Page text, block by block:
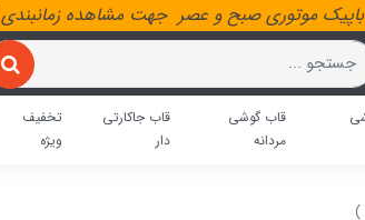
موتوری صبح و عصر جهت مشاهده
قاب گوشی
مردانه
قاب جاکارتی
دار
تخفیف
ویژه